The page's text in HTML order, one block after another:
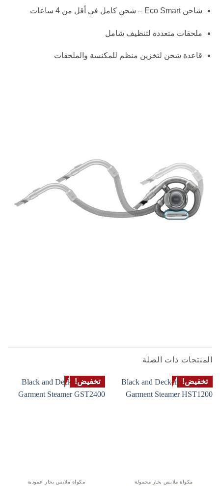
شاحن Eco Smart – شحن كامل في أقل من 4 ساعات
ملحقات متعددة لتنظيف شامل
قاعدة شحن لتخزين منظم للمكنسة والملحقات
المنتجات ذات الصلة
تخفيض!
مكواة ملابس بخار محمولة
تخفيض!
مكواة ملابس بخار عمودية